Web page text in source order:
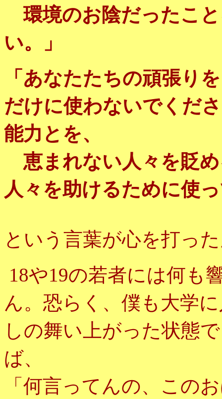
環境のお陰だったこ
い。」
「あなたたちの頑張り
だけに使わないでくだ
能力とを、
恵まれない人々を貶
人々を助けるために使
という言葉が心を打っ
18や19の若者には何も
ん。恐らく、僕も大学
しの舞い上がった状態
ば、
「何言ってんの、この